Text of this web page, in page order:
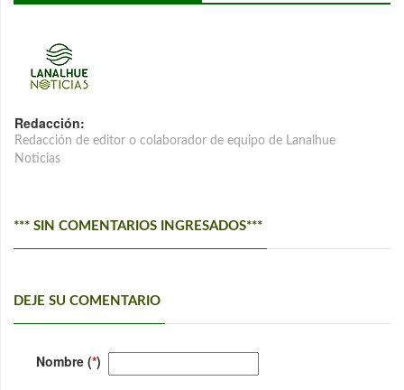
Redacción:
Redacción de editor o colaborador de equipo de Lanalhue
Noticias
*** SIN COMENTARIOS INGRESADOS***
DEJE SU COMENTARIO
Nombre (*)